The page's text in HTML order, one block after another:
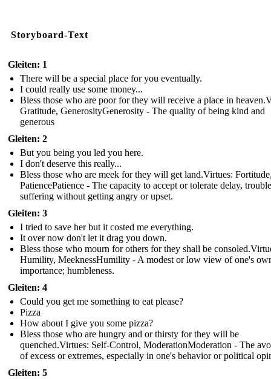
Storyboard-Text
Gleiten: 1
There will be a special place for you eventually.
I could really use some money...
Bless those who are poor for they will receive a place in
Gratitude, GenerosityGenerosity - The quality of being kind and
generous
Gleiten: 2
But you being you led you here.
I don't deserve this really...
Bless those who are meek for they will get land.Virtues:
PatiencePatience - The capacity to accept or tolerate delay,
suffering without getting angry or upset.
Gleiten: 3
I tried to save her but it costed me everything.
It over now don't let it drag you down.
Bless those who mourn for others for they shall be
Humility, MeeknessHumility - A modest or low view of one's
importance; humbleness.
Gleiten: 4
Could you get me something to eat please?
Pizza
How about I give you some pizza?
Bless those who are hungry and or thirsty for they will be
quenched.Virtues: Self-Control, ModerationModeration - The
of excess or extremes, especially in one's behavior or political
Gleiten: 5